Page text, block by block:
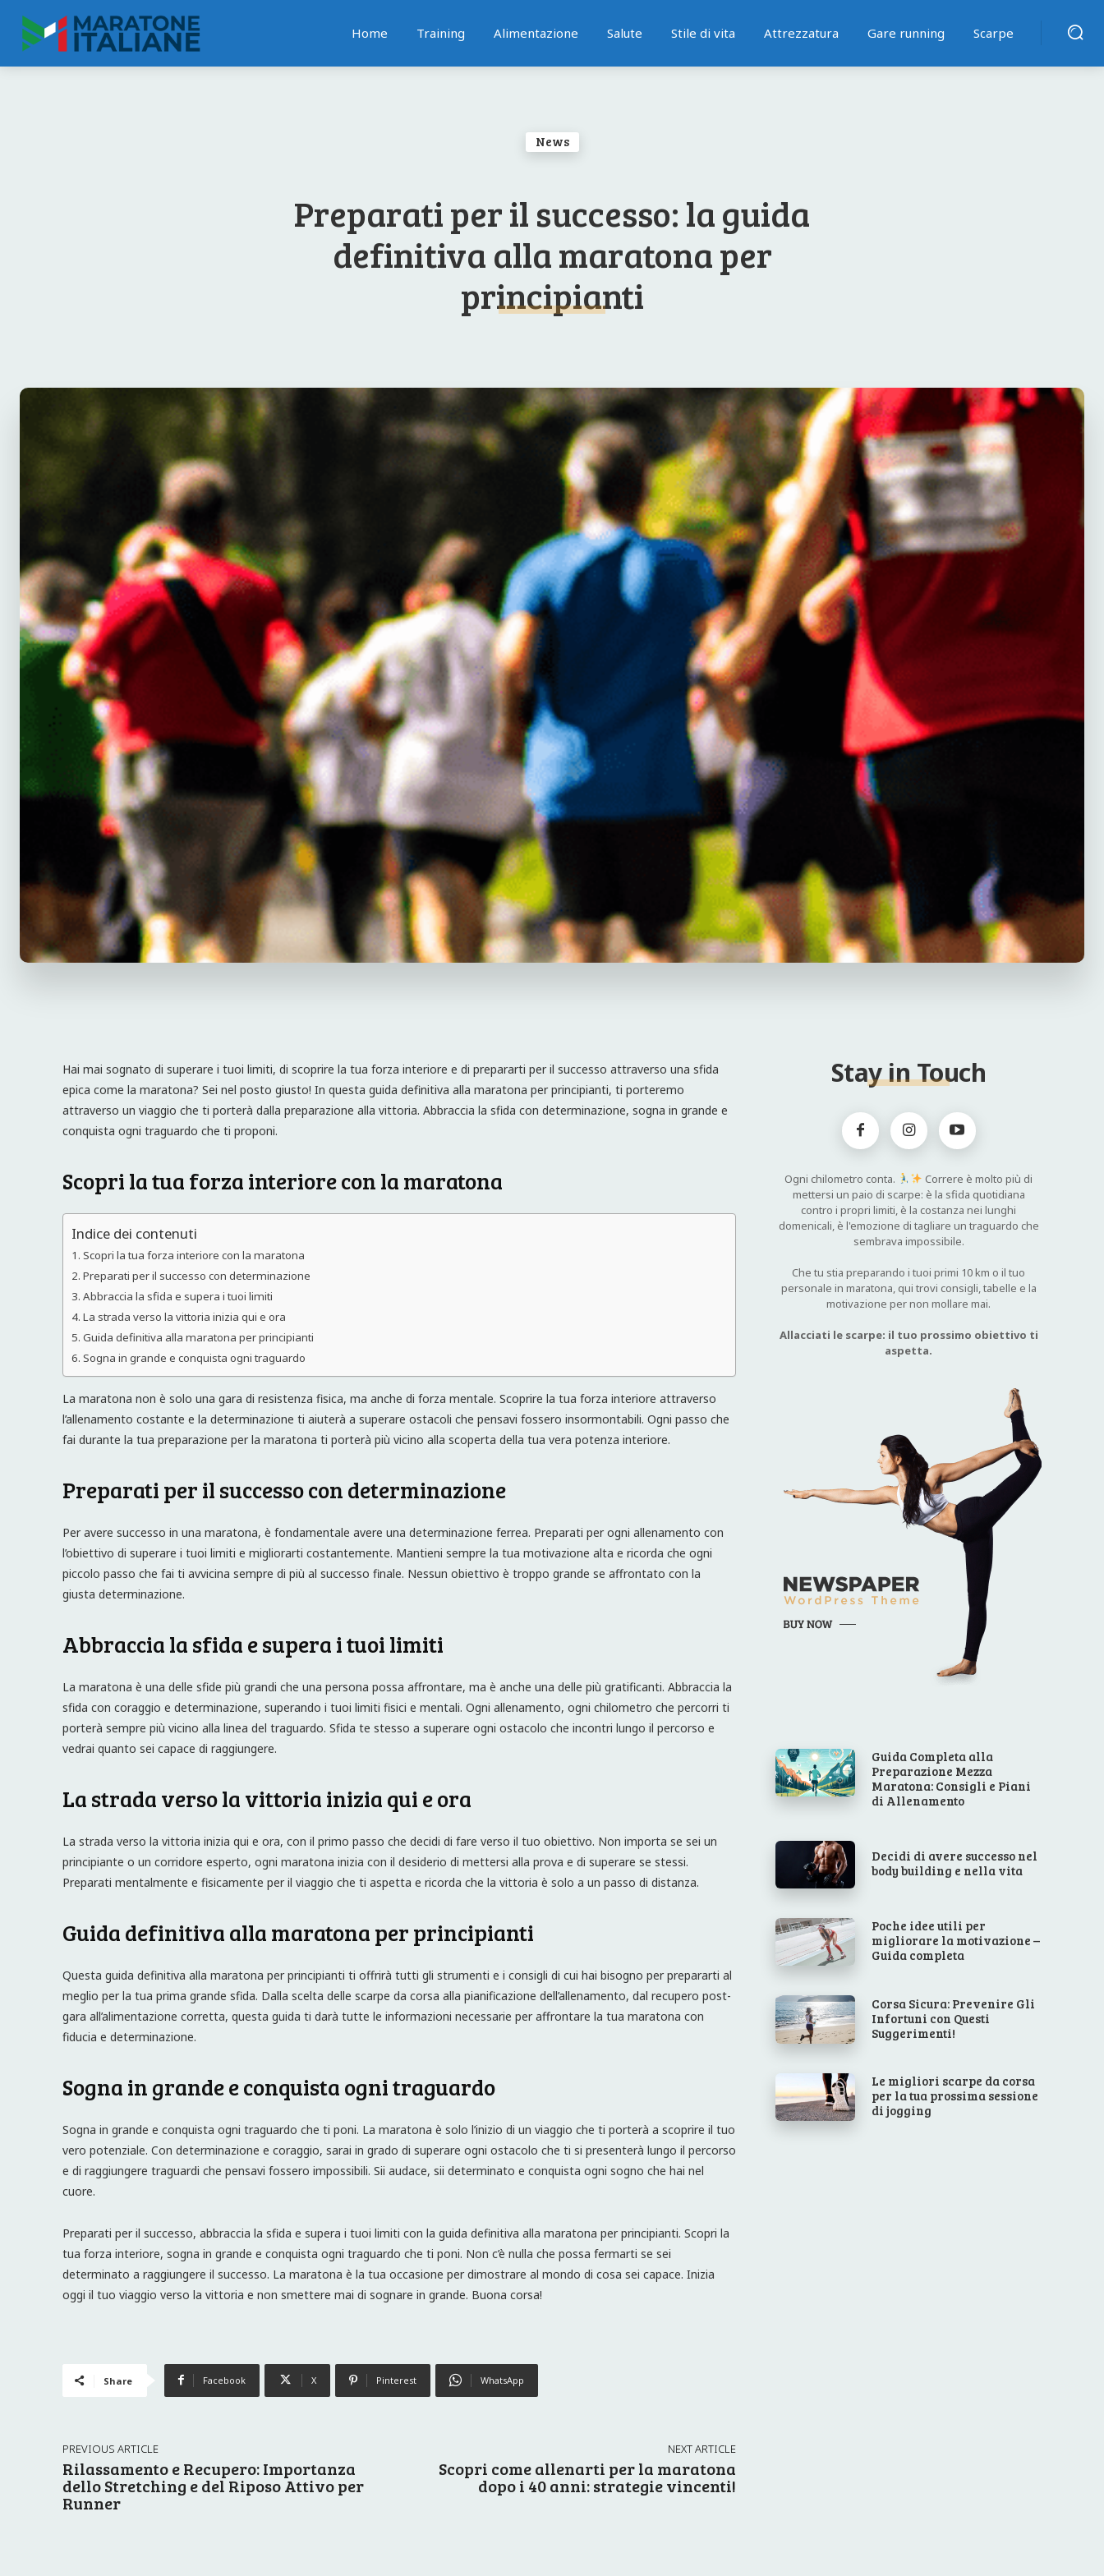
Home Training Alimentazione Salute Stile di vita Attrezzatura Gare running Scarpe
News
Preparati per il successo: la guida
definitiva alla maratona per
principianti
Hai mai sognato di superare i tuoi limiti, di scoprire la tua forza interiore e di prepararti per il successo attraverso una sfida
epica come la maratona? Sei nel posto giusto! In questa guida definitiva alla maratona per principianti, ti porteremo
attraverso un viaggio che ti porterà dalla preparazione alla vittoria. Abbraccia la sfida con determinazione, sogna in grande e
conquista ogni traguardo che ti proponi.
Scopri la tua forza interiore con la maratona
Indice dei contenuti
Scopri la tua forza interiore con la maratona
Preparati per il successo con determinazione
Abbraccia la sfida e supera i tuoi limiti
La strada verso la vittoria inizia qui e ora
Guida definitiva alla maratona per principianti
Sogna in grande e conquista ogni traguardo
La maratona non è solo una gara di resistenza fisica, ma anche di forza mentale. Scoprire la tua forza interiore attraverso
l’allenamento costante e la determinazione ti aiuterà a superare ostacoli che pensavi fossero insormontabili. Ogni passo che
fai durante la tua preparazione per la maratona ti porterà più vicino alla scoperta della tua vera potenza interiore.
Preparati per il successo con determinazione
Per avere successo in una maratona, è fondamentale avere una determinazione ferrea. Preparati per ogni allenamento con
l’obiettivo di superare i tuoi limiti e migliorarti costantemente. Mantieni sempre la tua motivazione alta e ricorda che ogni
piccolo passo che fai ti avvicina sempre di più al successo finale. Nessun obiettivo è troppo grande se affrontato con la
giusta determinazione.
Abbraccia la sfida e supera i tuoi limiti
La maratona è una delle sfide più grandi che una persona possa affrontare, ma è anche una delle più gratificanti. Abbraccia la
sfida con coraggio e determinazione, superando i tuoi limiti fisici e mentali. Ogni allenamento, ogni chilometro che percorri ti
porterà sempre più vicino alla linea del traguardo. Sfida te stesso a superare ogni ostacolo che incontri lungo il percorso e
vedrai quanto sei capace di raggiungere.
La strada verso la vittoria inizia qui e ora
La strada verso la vittoria inizia qui e ora, con il primo passo che decidi di fare verso il tuo obiettivo. Non importa se sei un
principiante o un corridore esperto, ogni maratona inizia con il desiderio di mettersi alla prova e di superare se stessi.
Preparati mentalmente e fisicamente per il viaggio che ti aspetta e ricorda che la vittoria è solo a un passo di distanza.
Guida definitiva alla maratona per principianti
Questa guida definitiva alla maratona per principianti ti offrirà tutti gli strumenti e i consigli di cui hai bisogno per prepararti al
meglio per la tua prima grande sfida. Dalla scelta delle scarpe da corsa alla pianificazione dell’allenamento, dal recupero post-
gara all’alimentazione corretta, questa guida ti darà tutte le informazioni necessarie per affrontare la tua maratona con
fiducia e determinazione.
Sogna in grande e conquista ogni traguardo
Sogna in grande e conquista ogni traguardo che ti poni. La maratona è solo l’inizio di un viaggio che ti porterà a scoprire il tuo
vero potenziale. Con determinazione e coraggio, sarai in grado di superare ogni ostacolo che ti si presenterà lungo il percorso
e di raggiungere traguardi che pensavi fossero impossibili. Sii audace, sii determinato e conquista ogni sogno che hai nel
cuore.
Preparati per il successo, abbraccia la sfida e supera i tuoi limiti con la guida definitiva alla maratona per principianti. Scopri la
tua forza interiore, sogna in grande e conquista ogni traguardo che ti poni. Non c’è nulla che possa fermarti se sei
determinato a raggiungere il successo. La maratona è la tua occasione per dimostrare al mondo di cosa sei capace. Inizia
oggi il tuo viaggio verso la vittoria e non smettere mai di sognare in grande. Buona corsa!
Share Facebook X Pinterest WhatsApp
PREVIOUS ARTICLE
Rilassamento e Recupero: Importanza
dello Stretching e del Riposo Attivo per
Runner
NEXT ARTICLE
Scopri come allenarti per la maratona
dopo i 40 anni: strategie vincenti!
Stay in Touch
Ogni chilometro conta.
Correre è molto più di
mettersi un paio di scarpe: è la sfida quotidiana
contro i propri limiti, è la costanza nei lunghi
domenicali, è l'emozione di tagliare un traguardo che
sembrava impossibile.
Che tu stia preparando i tuoi primi 10 km o il tuo
personale in maratona, qui trovi consigli, tabelle e la
motivazione per non mollare mai.
Allacciati le scarpe: il tuo prossimo obiettivo ti
aspetta.
Guida Completa alla
Preparazione Mezza
Maratona: Consigli e Piani
di Allenamento
Decidi di avere successo nel
body building e nella vita
Poche idee utili per
migliorare la motivazione –
Guida completa
Corsa Sicura: Prevenire Gli
Infortuni con Questi
Suggerimenti!
Le migliori scarpe da corsa
per la tua prossima sessione
di jogging